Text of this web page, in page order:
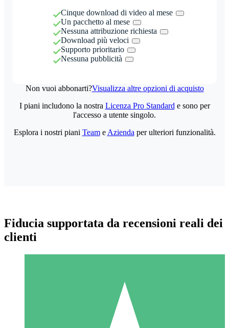
Cinque download di video al mese
Un pacchetto al mese
Nessuna attribuzione richiesta
Download più veloci
Supporto prioritario
Nessuna pubblicità
Non vuoi abbonarti?Visualizza altre opzioni di acquisto
Pacchetti di Crediti Individuali
I piani includono la nostra Licenza Pro Standard e sono per
l'accesso a utente singolo.
Esplora i nostri piani Teame Azienda per ulteriori funzionalità.
Fiducia supportata da recensioni reali dei
clienti